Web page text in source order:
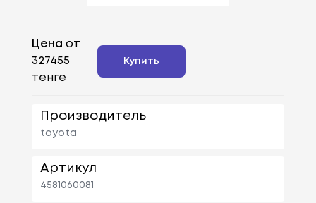
Цена от
327455
тенге
Купить
Производитель
toyota
Артикул
4581060081